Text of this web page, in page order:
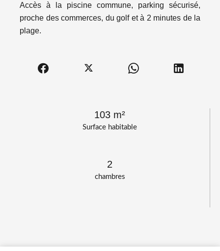
Surface habitable
103 m²
chambres
2
Accès à la piscine commune, parking sécurisé,
proche des commerces, du golf et à 2 minutes de la
plage.